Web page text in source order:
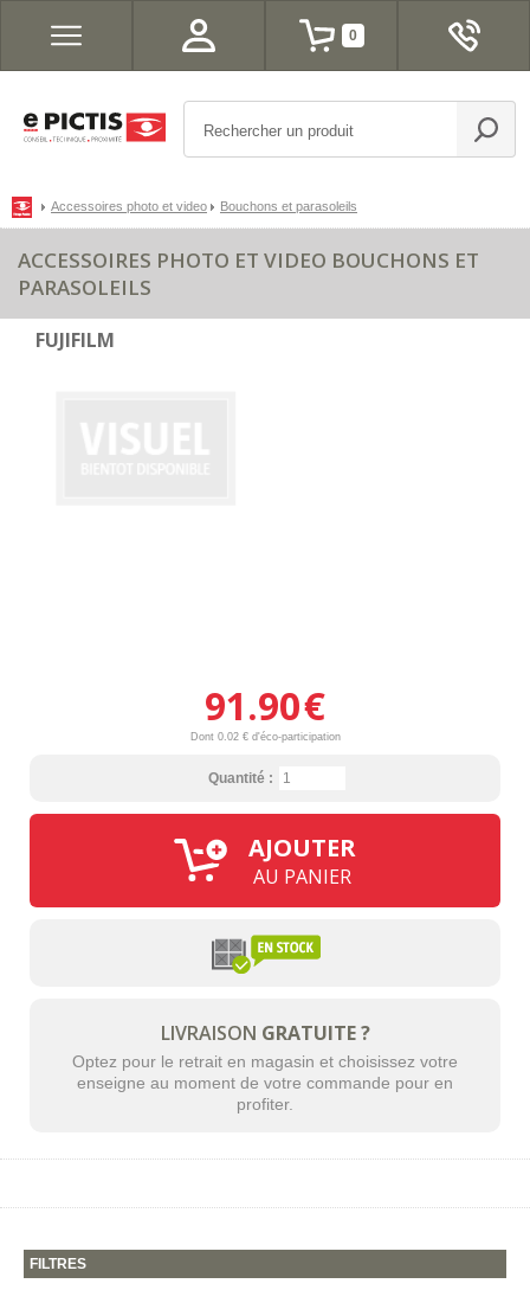
0
FILTRES
Accessoires photo et video Bouchons et parasoleils
ACCESSOIRES PHOTO ET VIDEO BOUCHONS ET
PARASOLEILS
FUJIFILM
91.90€
Dont 0.02 € d'éco-participation
Quantité :
AJOUTER
AU PANIER
LIVRAISON GRATUITE ?
Optez pour le retrait en magasin et choisissez votre
enseigne au moment de votre commande pour en
profiter.